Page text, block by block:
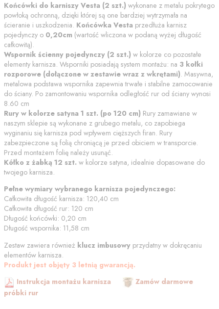
Końcówki do karniszy Vesta (2 szt.) wykonane z metalu pokrytego
powłoką ochronną, dzięki której są one bardziej wytrzymała na
ścieranie i uszkodzenia. Końcówka Vesta przedłuża karnisz
pojedynczy o 0,20cm (wartość wliczona w podaną wyżej długość
całkowitą).
Wspornik ścienny pojedynczy (2 szt.) w kolorze co pozostałe
elementy karnisza. Wsporniki posiadają system montażu: na 3 kołki
rozporowe (dołączone w zestawie wraz z wkrętami). Masywna,
metalowa podstawa wspornika zapewnia trwałe i stabilne zamocowanie
do ściany. Po zamontowaniu wspornika odległość rur od ściany wynosi
8.60 cm
Rury w kolorze satyna 1 szt. (po 120 cm) Rury zamawiane w
naszym sklepie są wykonane z grubego metalu, co zapobiega
wyginaniu się karnisza pod wpływem cięższych firan. Rury
zabezpieczone są folią chroniącą je przed obiciem w transporcie.
Przed montażem folię należy usunąć.
Kółko z żabką 12 szt. w kolorze satyna, idealnie dopasowane do
twojego karnisza.
Pełne wymiary wybranego karnisza pojedynczego:
Całkowita długość karnisza: 120,40 cm
Całkowita długość rur: 120 cm
Długość końcówki: 0,20 cm
Długość wspornika: 11,58 cm
Zestaw zawiera również klucz imbusowy przydatny w dokręcaniu
elementów karnisza.
Produkt jest objęty 3 letnią gwarancją.
Instrukcja montażu karnisza
Zamów darmowe
próbki rur